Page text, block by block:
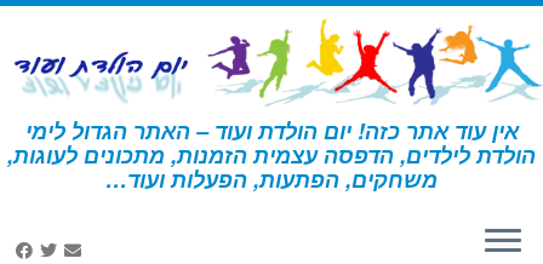
דלג
לתוכן
אין עוד אתר כזה! יום הולדת ועוד – האתר הגדול לימי
הולדת לילדים, הדפסה עצמית הזמנות, מתכונים לעוגות,
משחקים, הפתעות, הפעלות ועוד… דף הבית » הדפסות – בעלי חיים 2 » עמוד 62
הדפסות – בעלי חיים 2